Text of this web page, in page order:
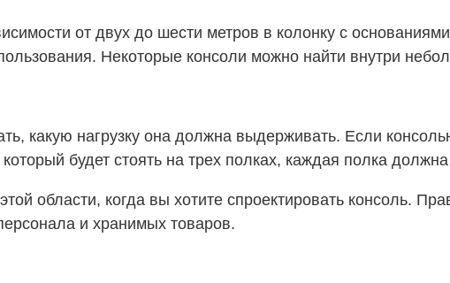
от двух до шести метров в колонку с
Некоторые консоли можно найти внутри
какую нагрузку она должна выдерживать. Если
будет стоять на трех полках, каждая полка
области, когда вы хотите спроектировать консоль.
и хранимых товаров.